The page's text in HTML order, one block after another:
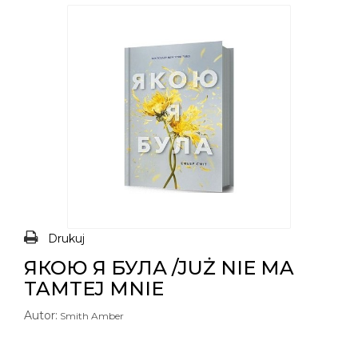
Drukuj
ЯКОЮ Я БУЛА /JUŻ NIE MA
TAMTEJ MNIE
Autor: Smith Amber